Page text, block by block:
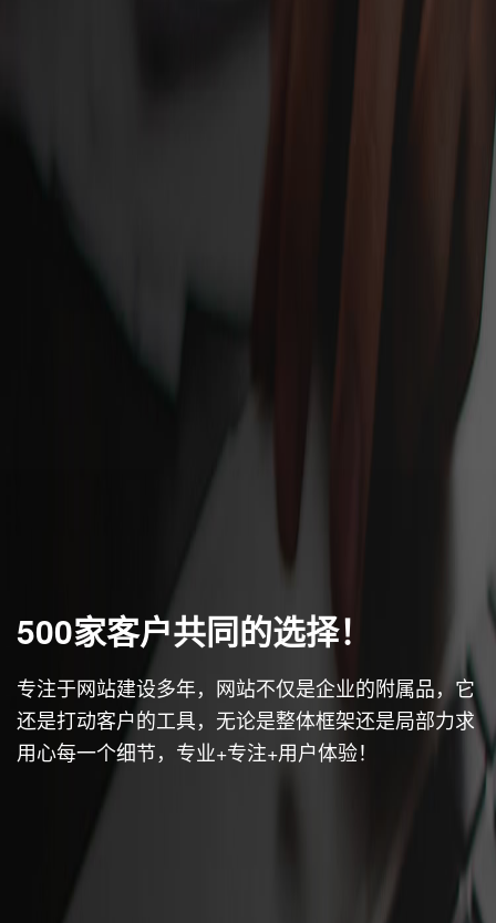
500家客户共同的选择！
专注于网站建设多年，网站不仅是企业的附属品，它
还是打动客户的工具，无论是整体框架还是局部力求
用心每一个细节，专业+专注+用户体验！